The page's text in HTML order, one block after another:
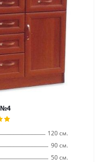
120 см.
90 см.
50 см.